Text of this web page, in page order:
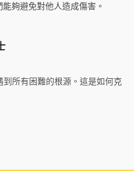
夠避免對他人造成傷害。
所有困難的根源。這是如何克